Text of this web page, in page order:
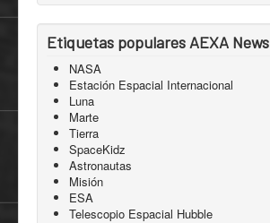
Etiquetas populares AEXA News
NASA
Estación Espacial Internacional
Luna
Marte
Tierra
SpaceKidz
Astronautas
Misión
ESA
Telescopio Espacial Hubble